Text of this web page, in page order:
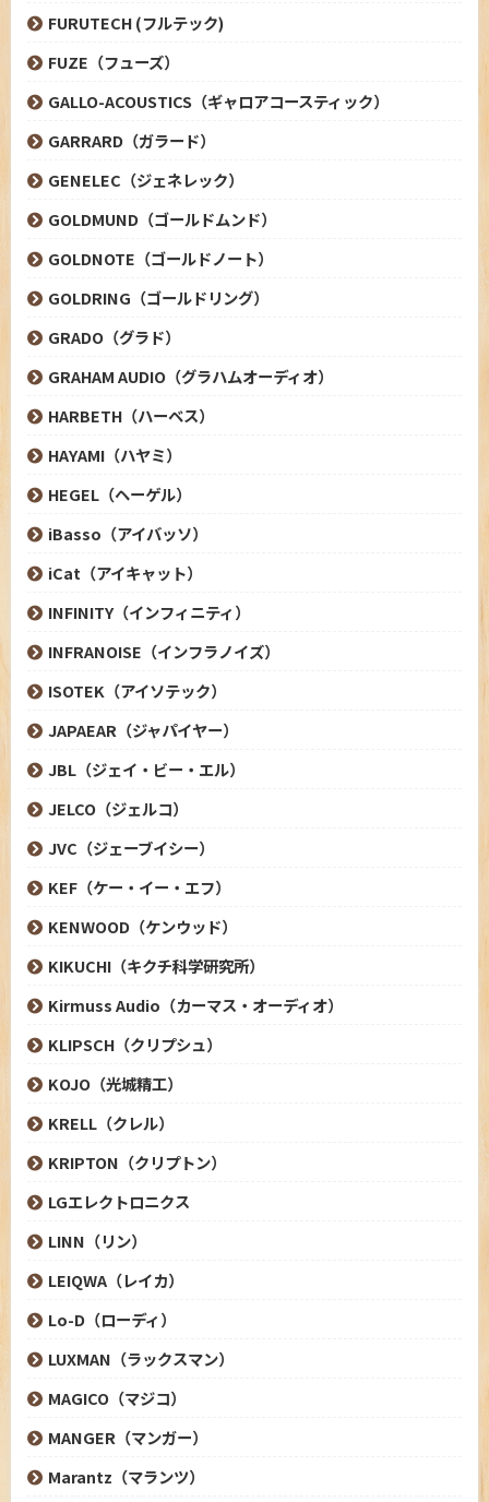
FURUTECH (フルテック)
FUZE（フューズ）
GALLO-ACOUSTICS（ギャロアコースティック）
GARRARD（ガラード）
GENELEC（ジェネレック）
GOLDMUND（ゴールドムンド）
GOLDNOTE（ゴールドノート）
GOLDRING（ゴールドリング）
GRADO（グラド）
GRAHAM AUDIO（グラハムオーディオ）
HARBETH（ハーベス）
HAYAMI（ハヤミ）
HEGEL（ヘーゲル）
iBasso（アイバッソ）
iCat（アイキャット）
INFINITY（インフィニティ）
INFRANOISE（インフラノイズ）
ISOTEK（アイソテック）
JAPAEAR（ジャパイヤー）
JBL（ジェイ・ビー・エル）
JELCO（ジェルコ）
JVC（ジェーブイシー）
KEF（ケー・イー・エフ）
KENWOOD（ケンウッド）
KIKUCHI（キクチ科学研究所）
Kirmuss Audio（カーマス・オーディオ）
KLIPSCH（クリプシュ）
KOJO（光城精工）
KRELL（クレル）
KRIPTON（クリプトン）
LGエレクトロニクス
LINN（リン）
LEIQWA（レイカ）
Lo-D（ローディ）
LUXMAN（ラックスマン）
MAGICO（マジコ）
MANGER（マンガー）
Marantz（マランツ）